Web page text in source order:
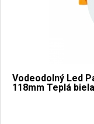
Vodeodolný Led
118mm Teplá